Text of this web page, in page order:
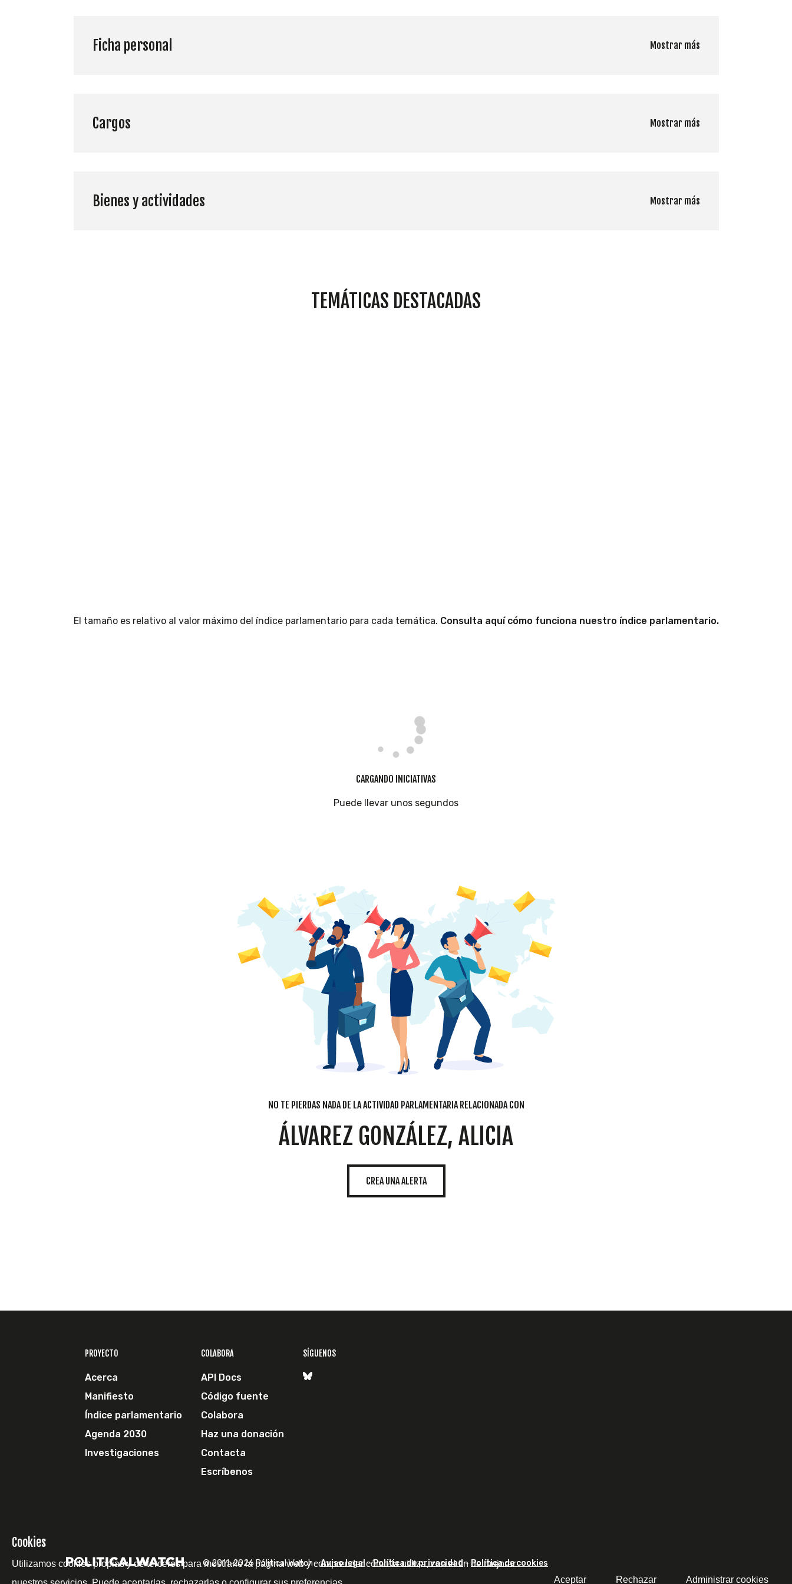
Ficha personal Mostrar más
Cargos Mostrar más
Bienes y actividades Mostrar más
TEMÁTICAS DESTACADAS
El tamaño es relativo al valor máximo del índice parlamentario para cada temática. Consulta aquí cómo funciona nuestro índice parlamentario.
CARGANDO INICIATIVAS
Puede llevar unos segundos
NO TE PIERDAS NADA DE LA ACTIVIDAD PARLAMENTARIA RELACIONADA CON
ÁLVAREZ GONZÁLEZ, ALICIA
CREA UNA ALERTA
PROYECTO
Acerca
Manifiesto
Índice parlamentario
Agenda 2030
Investigaciones
COLABORA
API Docs
Código fuente
Colabora
Haz una donación
Contacta
Escríbenos
SÍGUENOS
© 2011-2026 Political Watch -Aviso legal -Política de privacidad- Política de cookies
Cookies
Utilizamos cookies propias y de terceros para mostrarle la página web y comprender cómo la utiliza, con el fin de mejorar
Aceptar Rechazar Administrar cookies